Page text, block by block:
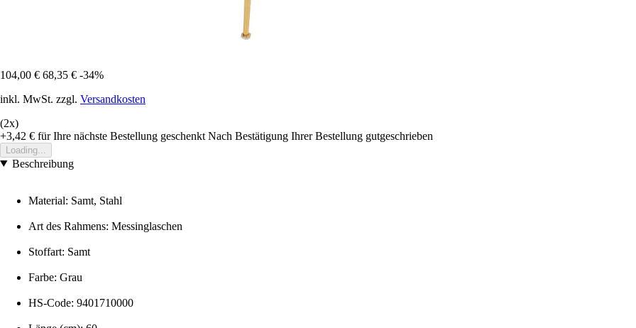
104,00 € 68,35 € -34%
inkl. MwSt. zzgl. Versandkosten
(2x)
+3,42 € für Ihre nächste Bestellung geschenkt Nach Bestätigung Ihrer Bestellung gutgeschrieben
Loading...
Beschreibung
Material: Samt, Stahl
Art des Rahmens: Messinglaschen
Stoffart: Samt
Farbe: Grau
HS-Code: 9401710000